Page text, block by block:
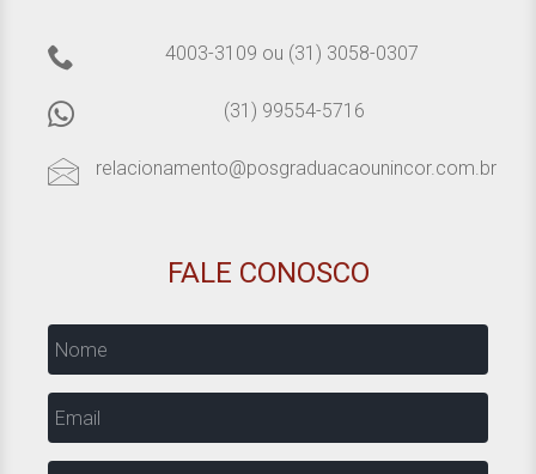
4003-3109 ou (31) 3058-0307
(31) 99554-5716
relacionamento@posgraduacaounincor.com.br
FALE CONOSCO